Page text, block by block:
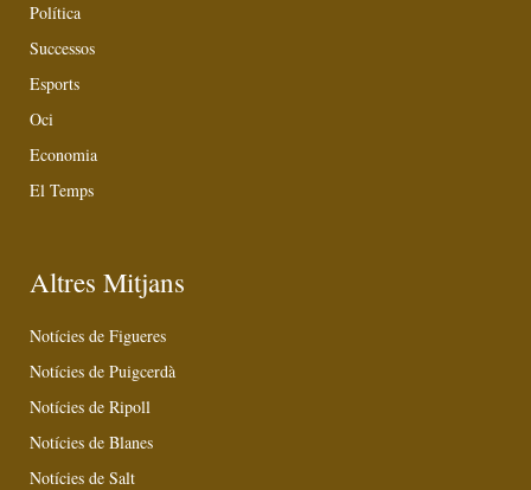
Política
Successos
Esports
Oci
Economia
El Temps
Altres Mitjans
Notícies de Figueres
Notícies de Puigcerdà
Notícies de Ripoll
Notícies de Blanes
Notícies de Salt